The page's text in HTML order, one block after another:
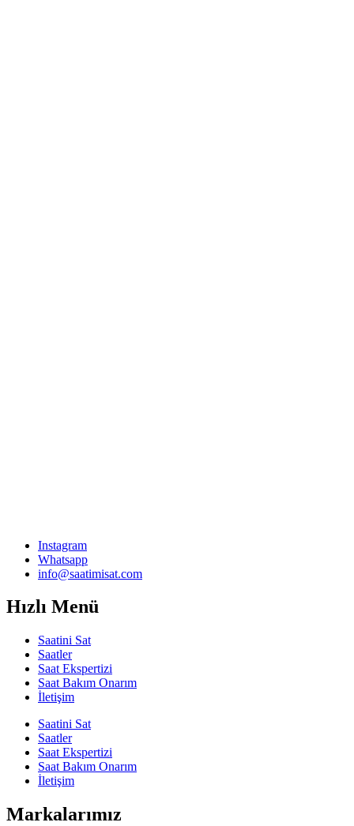
Instagram
Whatsapp
info@saatimisat.com
Hızlı Menü
Saatini Sat
Saatler
Saat Ekspertizi
Saat Bakım Onarım
İletişim
Saatini Sat
Saatler
Saat Ekspertizi
Saat Bakım Onarım
İletişim
Markalarımız